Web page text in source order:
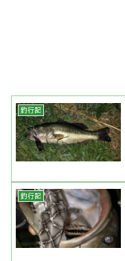
釣行記
釣行記